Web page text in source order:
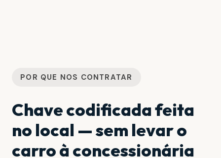
POR QUE NOS CONTRATAR
Chave codificada feita
no local — sem levar o
carro à concessionária